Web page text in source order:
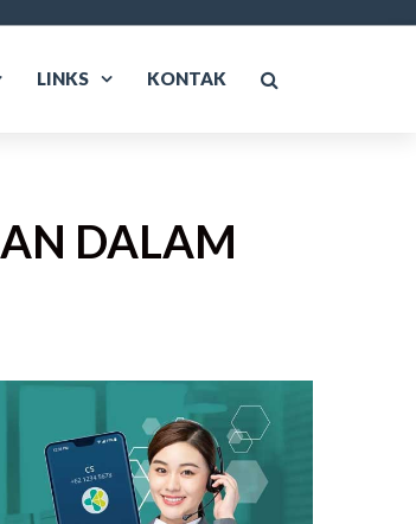
LINKS KONTAK
DALAM